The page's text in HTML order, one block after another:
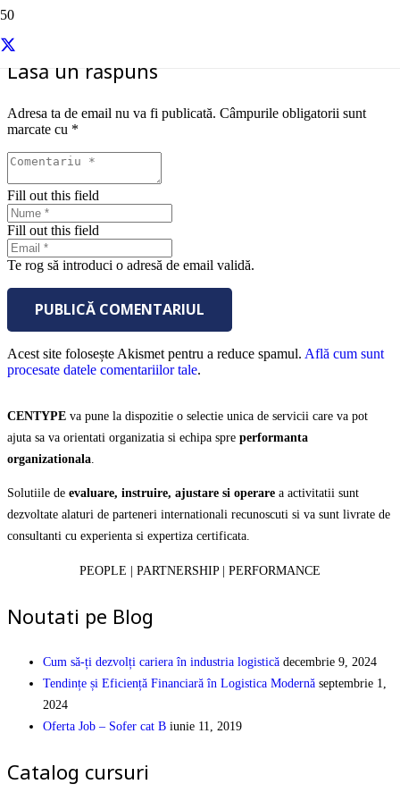
Lasă un răspuns
Adresa ta de email nu va fi publicată. Câmpurile obligatorii sunt
marcate cu *
Fill out this field
Fill out this field
Te rog să introduci o adresă de email validă.
PUBLICĂ COMENTARIUL
Acest site folosește Akismet pentru a reduce spamul. Află cum sunt
procesate datele comentariilor tale.
CENTYPE va pune la dispozitie o selectie unica de servicii care va pot
ajuta sa va orientati organizatia si echipa spre performanta
organizationala
Solutiile de evaluare, instruire, ajustare si operare a activitatii sunt
dezvoltate alaturi de parteneri internationali recunoscuti si va sunt livrate de
consultanti cu experienta si expertiza certificata.
PEOPLE | PARTNERSHIP | PERFORMANCE
Noutati pe Blog
Cum să-ți dezvolți cariera în industria logistică decembrie 9, 2024
Tendințe și Eficiență Financiară în Logistica Modernă septembrie 1,
2024
Oferta Job – Sofer cat B iunie 11, 2019
Catalog cursuri